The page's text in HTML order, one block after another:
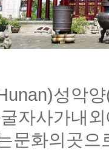
성악
자사가내
문화의곳